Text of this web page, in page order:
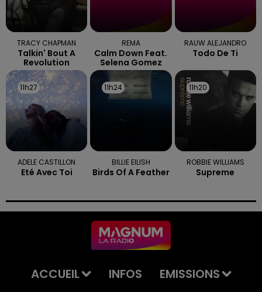
TRACY CHAPMAN
Talkin' Bout A
Revolution
REMA
Calm Down Feat.
Selena Gomez
RAUW ALEJANDRO
Todo De Ti
11h27
11h27
ADELE CASTILLON
Eté Avec Toi
11h24
11h24
BILLIE EILISH
Birds Of A Feather
11h20
11h20
ROBBIE WILLIAMS
Supreme
ACCUEIL INFOS EMISSIONS